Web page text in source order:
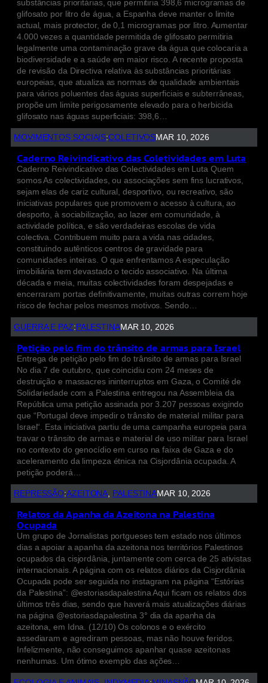
substâncias prioritárias, que permitiria 398,6 microgramas de
glifosato por litro de água, a Espanha deve manter o limite
actual, mais protector, de 0,1 microgramas por litro. Aumentar
4.000 vezes a quantidade permitida de glifosato permitiria
legalmente uma contaminação grave da água que colocaria a
biodiversidade e a saúde em maior risco. A recente proposta
de revisão da Directiva relativa às substâncias prioritárias
europeias, que atualiza as normas de qualidade ambientais
para vários poluentes das águas superficiais e subterrâneas,
propõe um limite perigosamente elevado para o herbicida
glifosato nas águas superficiais: 398,6…
MOVIMENTOS SOCIAIS:COLETIVOSMAR 10, 2026
Caderno Reivindicativo das Coletividades em Luta
Caderno Reivindicativo das Colectividades em Luta Quem
somos As colectividades, ou associações sem fins lucrativos,
sejam elas de cariz cultural, desportivo, ou recreativo, são
iniciativas populares que promovem o acesso à cultura, ao
desporto, à sociabilização, ao lazer em comunidade, à
actividade política, e são verdadeiras escolas de vida
colectiva. Contribuem muito para a vida nas cidades,
constituindo autênticos centros de gravidade para
comunidades inteiras. O que enfrentamos A especulação
imobiliária tem devastado o tecido associativo. Na última
década e meia, muitas colectividades foram despejadas e
encerraram portas definitivamente, muitas outras correm hoje
risco de fechar pelos mesmos motivos. Sendo…
GUERRA E PAZ:PALESTINAMAR 10, 2026
Petição pelo fim do trânsito de armas para Israel
Entrega de petição pelo fim do trânsito de armas para Israel
No dia 7 de outubro, que coincidiu com 24 meses de
destruição e massacres ininterruptos em Gaza, o Comité de
Solidariedade com a Palestina entregou na Assembleia da
República uma petição assinada por 3.207 pessoas exigindo
que “Portugal deve impedir o trânsito de material militar para
Israel“. Esta iniciativa partiu de uma campanha europeia para
travar o trânsito de armas e material de uso militar para Israel
no contexto do genocídio em curso na faixa de Gaza e do
aceleramento da limpeza étnica na Cisjordânia ocupada. A
petição poderá…
REPRESSÃO:AZEITONA, PALESTINAMAR 10, 2026
Relatos da Apanha da Azeitona na Palestina
Ocupada
Um grupo de Jornalistas portgueses tem estado nos últimos
dias a apoiar a apanha da azeitona nos territórios Palestinos
ocupados da cisjordânia, juntamente com cerca de 25 ativistas
internacionais. A página com os relatos diários da Cisjordânia
Ocupada pode ser seguida no instagram na página “Estórias
da Palestina”: @estoriasdapalestina Aqui ficam os relatos dos
últimos três dias, sendo que haverá mais atualizações diárias
na página @estoriasdapalestina 3° dia da apanha da
azeitona, em Idna. (12/10) Os colonos e o exército
assediaram e agrediram pessoas, mas não houve feridos.
Infelizmente, não conseguimos apanhar quase azeitonas
nenhumas. Um ótimo exemplo das ações…